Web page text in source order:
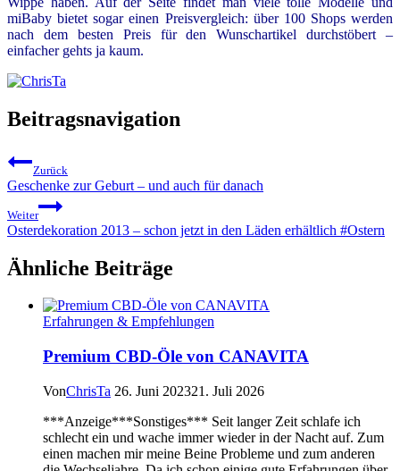
miBaby bietet sogar einen Preisvergleich: über 100 Shops werden
nach dem besten Preis für den Wunschartikel durchstöbert –
einfacher gehts ja kaum.
Beitragsnavigation
Zurück
Geschenke zur Geburt – und auch für danach
Weiter
Osterdekoration 2013 – schon jetzt in den Läden erhältlich #Ostern
Ähnliche Beiträge
Erfahrungen & Empfehlungen
Premium CBD-Öle von CANAVITA
VonChrisTa 26. Juni 202321. Juli 2026
***Anzeige***Sonstiges*** Seit langer Zeit schlafe ich
schlecht ein und wache immer wieder in der Nacht auf. Zum
einen machen mir meine Beine Probleme und zum anderen